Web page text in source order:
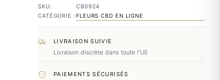
SKU:
CB0924
CATÉGORIE : FLEURS CBD EN LIGNE
LIVRAISON SUIVIE
Livraison discrète dans toute l'UE
PAIEMENTS SÉCURISÉS